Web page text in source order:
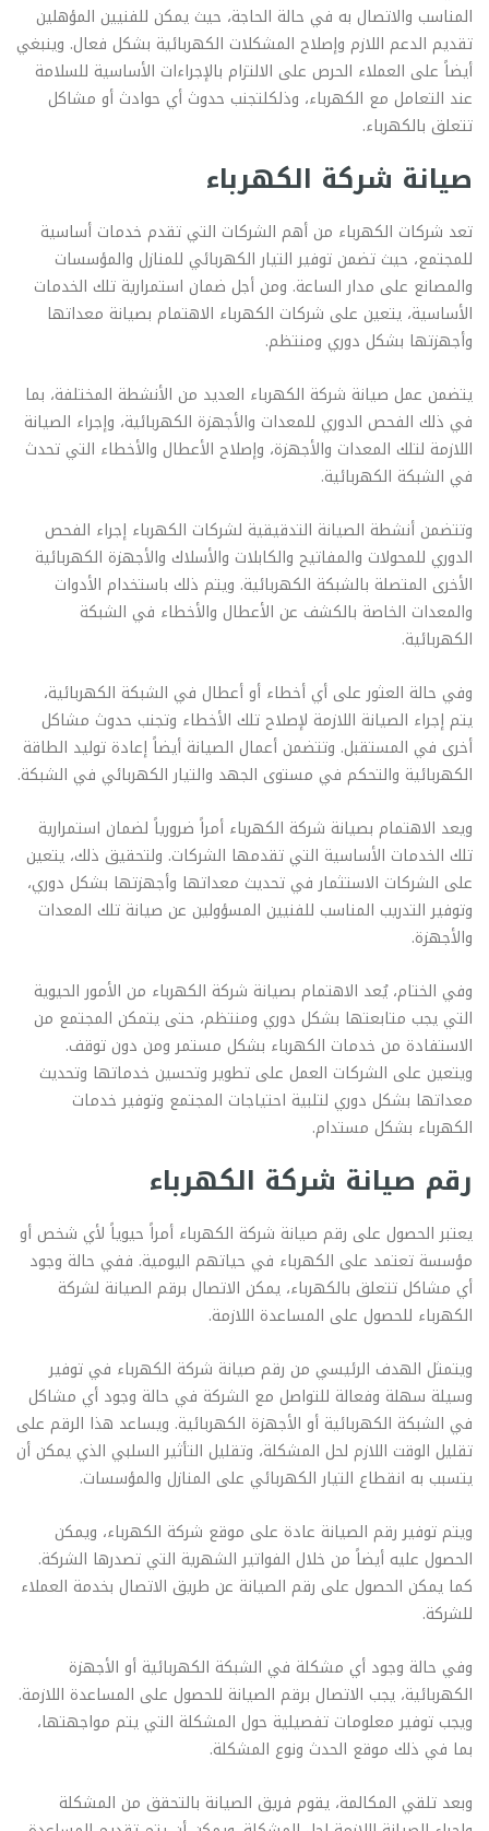
المناسب والاتصال به في حالة الحاجة، حيث يمكن للفنيين المؤهلين
تقديم الدعم اللازم وإصلاح المشكلات الكهربائية بشكل فعال. وينبغي
أيضاً على العملاء الحرص على الالتزام بالإجراءات الأساسية للسلامة
عند التعامل مع الكهرباء، وذلكلتجنب حدوث أي حوادث أو مشاكل
تتعلق بالكهرباء.
صيانة شركة الكهرباء
تعد شركات الكهرباء من أهم الشركات التي تقدم خدمات أساسية
للمجتمع، حيث تضمن توفير التيار الكهربائي للمنازل والمؤسسات
والمصانع على مدار الساعة. ومن أجل ضمان استمرارية تلك الخدمات
الأساسية، يتعين على شركات الكهرباء الاهتمام بصيانة معداتها
وأجهزتها بشكل دوري ومنتظم.
يتضمن عمل صيانة شركة الكهرباء العديد من الأنشطة المختلفة، بما
في ذلك الفحص الدوري للمعدات والأجهزة الكهربائية، وإجراء الصيانة
اللازمة لتلك المعدات والأجهزة، وإصلاح الأعطال والأخطاء التي تحدث
في الشبكة الكهربائية.
وتتضمن أنشطة الصيانة التدقيقية لشركات الكهرباء إجراء الفحص
الدوري للمحولات والمفاتيح والكابلات والأسلاك والأجهزة الكهربائية
الأخرى المتصلة بالشبكة الكهربائية. ويتم ذلك باستخدام الأدوات
والمعدات الخاصة بالكشف عن الأعطال والأخطاء في الشبكة
الكهربائية.
وفي حالة العثور على أي أخطاء أو أعطال في الشبكة الكهربائية،
يتم إجراء الصيانة اللازمة لإصلاح تلك الأخطاء وتجنب حدوث مشاكل
أخرى في المستقبل. وتتضمن أعمال الصيانة أيضاً إعادة توليد الطاقة
الكهربائية والتحكم في مستوى الجهد والتيار الكهربائي في الشبكة.
ويعد الاهتمام بصيانة شركة الكهرباء أمراً ضرورياً لضمان استمرارية
تلك الخدمات الأساسية التي تقدمها الشركات. ولتحقيق ذلك، يتعين
على الشركات الاستثمار في تحديث معداتها وأجهزتها بشكل دوري،
وتوفير التدريب المناسب للفنيين المسؤولين عن صيانة تلك المعدات
والأجهزة.
وفي الختام، يُعد الاهتمام بصيانة شركة الكهرباء من الأمور الحيوية
التي يجب متابعتها بشكل دوري ومنتظم، حتى يتمكن المجتمع من
الاستفادة من خدمات الكهرباء بشكل مستمر ومن دون توقف.
ويتعين على الشركات العمل على تطوير وتحسين خدماتها وتحديث
معداتها بشكل دوري لتلبية احتياجات المجتمع وتوفير خدمات
الكهرباء بشكل مستدام.
رقم صيانة شركة الكهرباء
يعتبر الحصول على رقم صيانة شركة الكهرباء أمراً حيوياً لأي شخص أو
مؤسسة تعتمد على الكهرباء في حياتهم اليومية. ففي حالة وجود
أي مشاكل تتعلق بالكهرباء، يمكن الاتصال برقم الصيانة لشركة
الكهرباء للحصول على المساعدة اللازمة.
ويتمثل الهدف الرئيسي من رقم صيانة شركة الكهرباء في توفير
وسيلة سهلة وفعالة للتواصل مع الشركة في حالة وجود أي مشاكل
في الشبكة الكهربائية أو الأجهزة الكهربائية. ويساعد هذا الرقم على
تقليل الوقت اللازم لحل المشكلة، وتقليل التأثير السلبي الذي يمكن أن
يتسبب به انقطاع التيار الكهربائي على المنازل والمؤسسات.
ويتم توفير رقم الصيانة عادة على موقع شركة الكهرباء، ويمكن
الحصول عليه أيضاً من خلال الفواتير الشهرية التي تصدرها الشركة.
كما يمكن الحصول على رقم الصيانة عن طريق الاتصال بخدمة العملاء
للشركة.
وفي حالة وجود أي مشكلة في الشبكة الكهربائية أو الأجهزة
الكهربائية، يجب الاتصال برقم الصيانة للحصول على المساعدة اللازمة.
ويجب توفير معلومات تفصيلية حول المشكلة التي يتم مواجهتها،
بما في ذلك موقع الحدث ونوع المشكلة.
وبعد تلقي المكالمة، يقوم فريق الصيانة بالتحقق من المشكلة